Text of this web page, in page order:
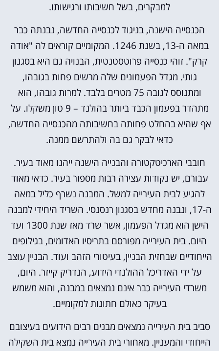
למבקרים, בשל חשיבותו ורגישותו.
הכנסייה הישנה, בניגוד לכנסייה החדשה, נבנתה כבר
במאה ה-13, בשנת 1246. המקומיים קוראים לה "אודה
קרק". זוהי כנסייה פרוטסטנטית, הבנויה גם היא בסגנון
גותי. מגדל הפעמונים שלה מרשים פחות בגובהו,
ומתנוסס לגובה 75 מטרים בלבד. למרות גובהו, הוא
מתהדר בפעמון הכבד ביותר בהולנד – 9 טון משקלו. על
אף שהיא בהחלט פחותה בחשיבותה מהכנסייה החדשה,
כדאי לבקר גם בה ולהתרשם ממנה.
חובבי הארכיטקטורה והבנייה הישנה ייהנו מאוד בעיר.
עבורם, יש נקודות עצירה רבות מספור בעיר. כדאי מאוד
להגיע לבית העירייה למשל. המבנה נשרף כליל במאה
ה-17, ונבנה מחדש בסגנון רנסנסי. השריד היחידי למבנה
הישן הוא מגדל הפעמון, אשר שרד מאז שנת 1300 ועד
היום. בית העירייה מפורסם בתריסיו האדומים, בגילופים
הייחודיים שבחזית הבניין, בעיטורי הזהב ועוד. הבניין עוצב
על ידי האדריכל ההולנדי הידוע, הנדריק קייזר. היום,
משרדי העירייה כבר אינם נמצאים במבנה, והוא משמש
בעיקר כאולם חתונות למקומיים.
סביב בית העירייה נמצאים מבנים רבים הידועים בעיצובם
הייחודי והמעניין. מאחורי בית העירייה נמצא בית השקילה